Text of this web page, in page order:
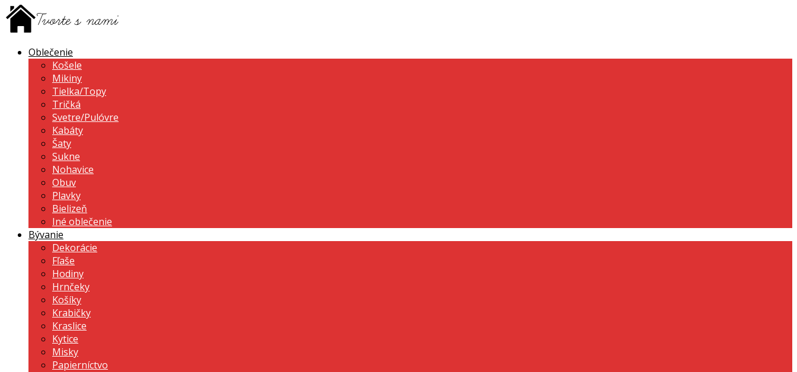
Oblečenie
Košele
Mikiny
Tielka/Topy
Tričká
Svetre/Pulóvre
Kabáty
Šaty
Sukne
Nohavice
Obuv
Plavky
Bielizeň
Iné oblečenie
Bývanie
Dekorácie
Fľaše
Hodiny
Hrnčeky
Košíky
Krabičky
Kraslice
Kytice
Misky
Papierníctvo